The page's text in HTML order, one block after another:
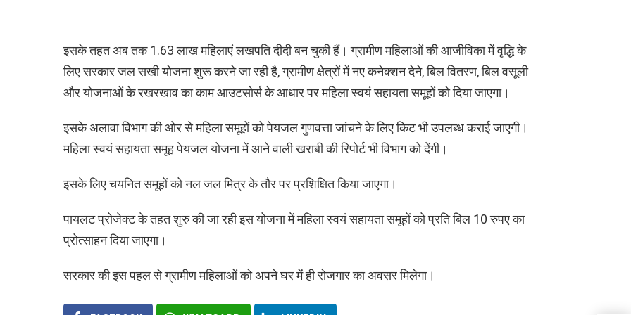
इसके तहत अब तक 1.63 लाख महिलाएं लखपति दीदी बन चुकी हैं। ग्रामीण महिलाओं की आजीविका में वृद्धि के
लिए सरकार जल सखी योजना शुरू करने जा रही है, ग्रामीण क्षेत्रों में नए कनेक्शन देने, बिल वितरण, बिल वसूली
और योजनाओं के रखरखाव का काम आउटसोर्स के आधार पर महिला स्वयं सहायता समूहों को दिया जाएगा।
इसके अलावा विभाग की ओर से महिला समूहों को पेयजल गुणवत्ता जांचने के लिए किट भी उपलब्ध कराई जाएगी।
महिला स्वयं सहायता समूह पेयजल योजना में आने वाली खराबी की रिपोर्ट भी विभाग को देंगी।
इसके लिए चयनित समूहों को नल जल मित्र के तौर पर प्रशिक्षित किया जाएगा।
पायलट प्रोजेक्ट के तहत शुरु की जा रही इस योजना में महिला स्वयं सहायता समूहों को प्रति बिल 10 रुपए का
प्रोत्साहन दिया जाएगा।
सरकार की इस पहल से ग्रामीण महिलाओं को अपने घर में ही रोजगार का अवसर मिलेगा।